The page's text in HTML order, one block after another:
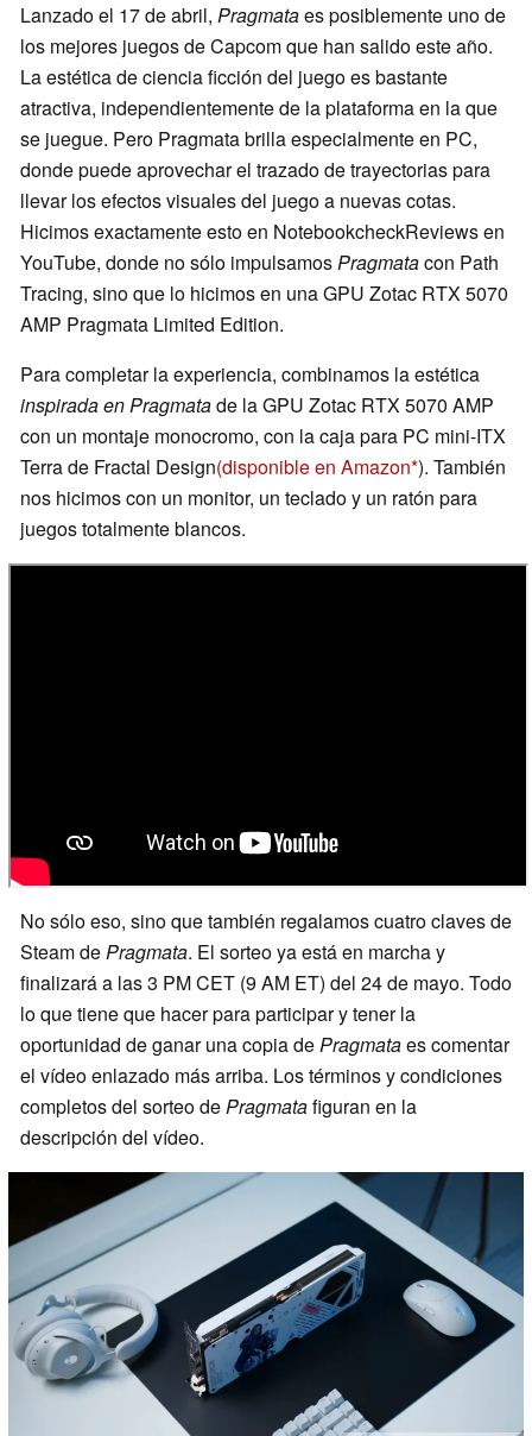
Lanzado el 17 de abril, Pragmataes posiblemente uno de
los mejores juegos de Capcom que han salido este año.
La estética de ciencia ficción del juego es bastante
atractiva, independientemente de la plataforma en la que
se juegue. Pero Pragmata brilla especialmente en PC,
donde puede aprovechar el trazado de trayectorias para
llevar los efectos visuales del juego a nuevas cotas.
Hicimos exactamente esto en NotebookcheckReviews en
YouTube, donde no sólo impulsamosPragmatacon Path
Tracing, sino que lo hicimos en una GPU Zotac RTX 5070
AMP Pragmata Limited Edition.
Para completar la experiencia, combinamos la estética
inspirada en Pragmatade la GPU Zotac RTX 5070 AMP
con un montaje monocromo, con la caja para PC mini-ITX
Terra de Fractal Design(disponible en Amazon ). También
nos hicimos con un monitor, un teclado y un ratón para
juegos totalmente blancos.
No sólo eso, sino que también regalamos cuatro claves de
Steam dePragmata. El sorteo ya está en marcha y
finalizará a las 3 PM CET (9 AM ET) del 24 de mayo. Todo
lo que tiene que hacer para participar y tener la
oportunidad de ganar una copia dePragmataes comentar
el vídeo enlazado más arriba. Los términos y condiciones
completos del sorteo dePragmatafiguran en la
descripción del vídeo.